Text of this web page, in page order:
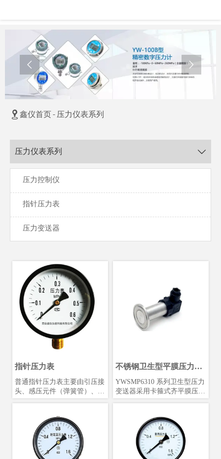
 
 鑫仪首页 - 压力仪表系列
压力仪表系列 
压力控制仪
指针压力表
压力变送器
指针压力表
普通指针压力表主要由引压接
头、感压元件（弹簧管）、传
动放大装置（机芯）等部分组
到弹簧管内部，弹簧管受力后
产生形变，联动机芯部件的中
的扇形齿轮，指针跟着齿轮旋
转从而将不同压力指示到表盘
不锈钢卫生型平膜压力变
送器
YWSMP6310 系列卫生型压力
变送器采用卡箍式齐平膜压力
传感器和智能型数字处理电路
流、电压或数字信号，智能型
产品可直接与计算机、二次仪
表等相连进行数据远传。